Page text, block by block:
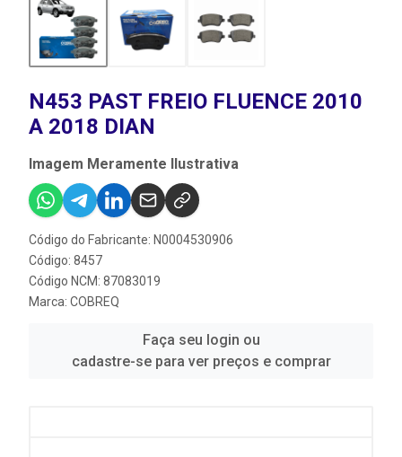
N453 PAST FREIO FLUENCE 2010
A 2018 DIAN
Imagem Meramente Ilustrativa
Código do Fabricante: N0004530906
Código: 8457
Código NCM: 87083019
Marca: COBREQ
Faça seu login ou
cadastre-se para ver preços e comprar